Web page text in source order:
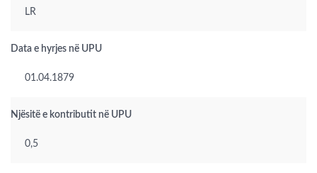
LR
Data e hyrjes në UPU
01.04.1879
Njësitë e kontributit në UPU
0,5